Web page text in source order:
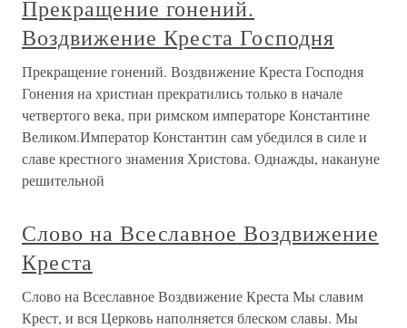
Прекращение гонений.
Воздвижение Креста Господня
Прекращение гонений. Воздвижение Креста Господня
Гонения на христиан прекратились только в начале
четвертого века, при римском императоре Константине
Великом.Император Константин сам убедился в силе и
славе крестного знамения Христова. Однажды, накануне
решительной
Слово на Всеславное Воздвижение
Креста
Слово на Всеславное Воздвижение Креста Мы славим
Крест, и вся Церковь наполняется блеском славы. Мы